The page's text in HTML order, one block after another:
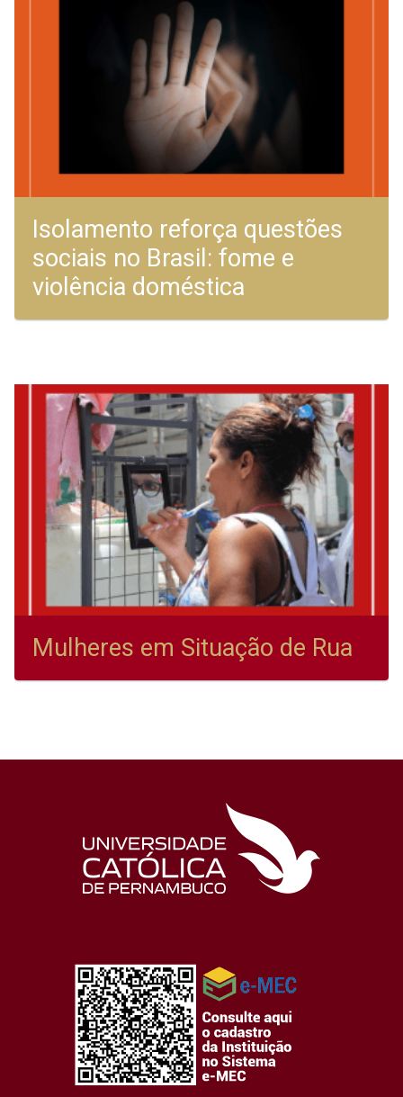
Isolamento reforça questões
sociais no Brasil: fome e
violência doméstica
Mulheres em Situação de Rua